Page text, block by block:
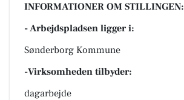
INFORMATIONER OM STILLINGEN:
- Arbejdspladsen ligger i:
Sønderborg Kommune
-Virksomheden tilbyder:
dagarbejde